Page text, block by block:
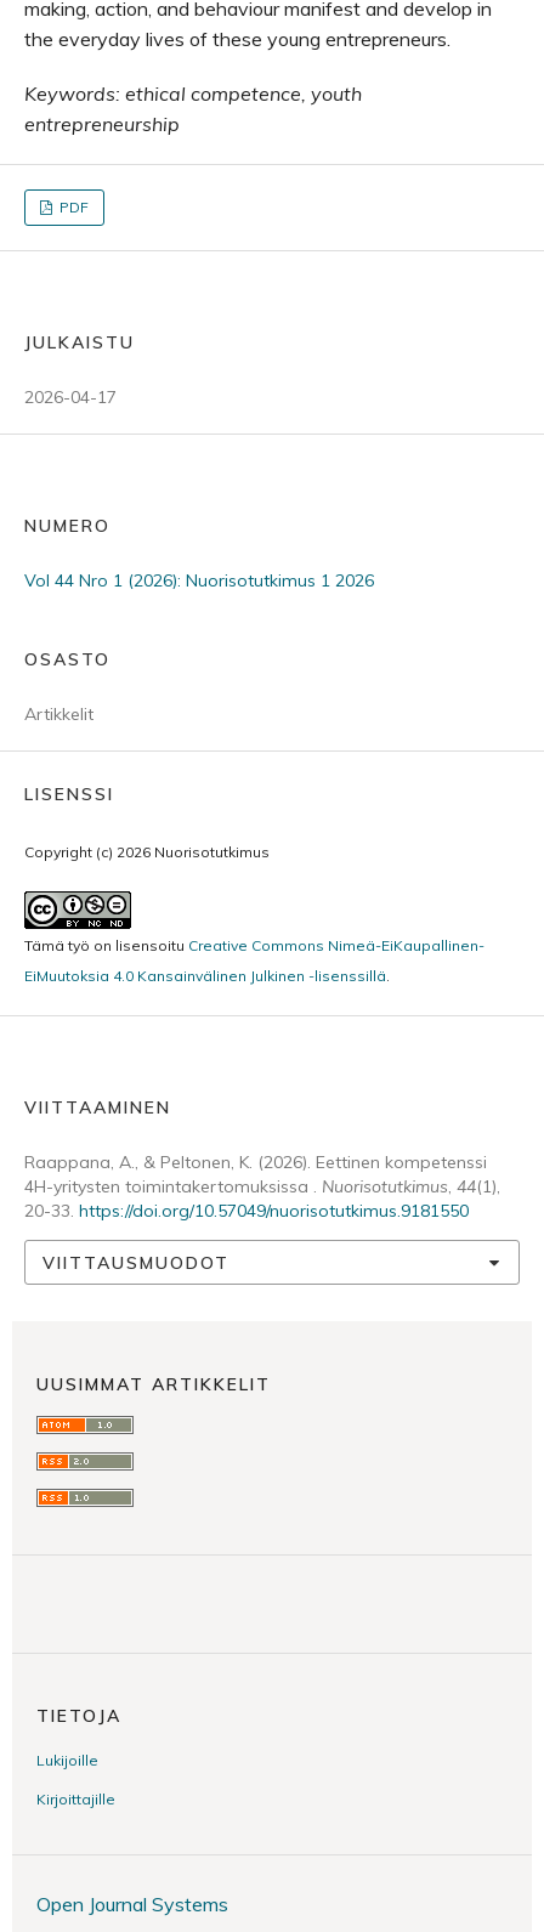
making, action, and behaviour manifest and develop in
the everyday lives of these young entrepreneurs.
Keywords: ethical competence, youth
entrepreneurship
PDF
JULKAISTU
2026-04-17
NUMERO
Vol 44 Nro 1 (2026): Nuorisotutkimus 1 2026
OSASTO
Artikkelit
LISENSSI
Copyright (c) 2026 Nuorisotutkimus
Tämä työ on lisensoitu Creative Commons Nimeä-EiKaupallinen-
EiMuutoksia 4.0 Kansainvälinen Julkinen -lisenssillä.
VIITTAAMINEN
Raappana, A., & Peltonen, K. (2026). Eettinen kompetenssi
4H-yritysten toimintakertomuksissa . Nuorisotutkimus, 44(1),
20-33. https://doi.org/10.57049/nuorisotutkimus.9181550
VIITTAUSMUODOT
UUSIMMAT ARTIKKELIT
TIETOJA
Lukijoille
Kirjoittajille
Open Journal Systems